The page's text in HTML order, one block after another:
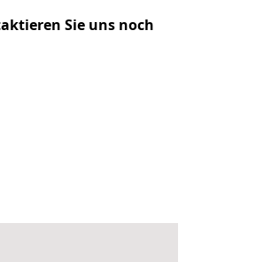
Sie uns noch